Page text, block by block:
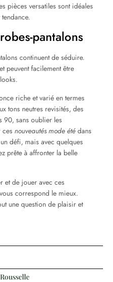
pièces versatiles sont idéales
pantalons
continuent de séduire.
peuvent facilement être
riche et varié en termes
tons neutres revisités, des
90, sans oublier les
ces nouveautés mode été dans
défi, mais avec quelques
prête à affronter la belle
et de jouer avec ces
correspond le mieux.
une question de plaisir et